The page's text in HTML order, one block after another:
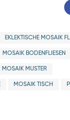
EKLEKTISCHE MOSAIK
MOSAIK BODENFLIESEN
MOSAIK MUSTER
MOSAIK TISCH